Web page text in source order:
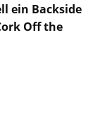
ein Backside
Off the